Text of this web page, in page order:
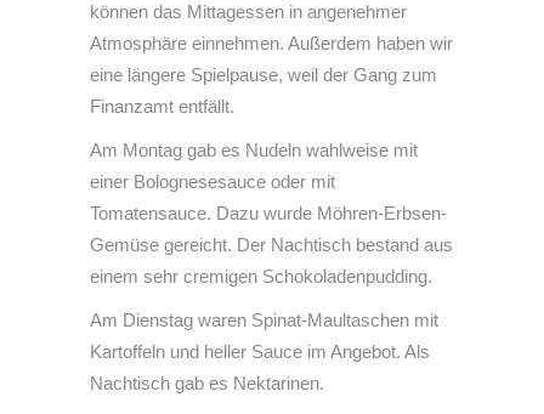
können das Mittagessen in angenehmer
Atmosphäre einnehmen. Außerdem haben wir
eine längere Spielpause, weil der Gang zum
Finanzamt entfällt.
Am Montag gab es Nudeln wahlweise mit
einer Bolognesesauce oder mit
Tomatensauce. Dazu wurde Möhren-Erbsen-
Gemüse gereicht. Der Nachtisch bestand aus
einem sehr cremigen Schokoladenpudding.
Am Dienstag waren Spinat-Maultaschen mit
Kartoffeln und heller Sauce im Angebot. Als
Nachtisch gab es Nektarinen.